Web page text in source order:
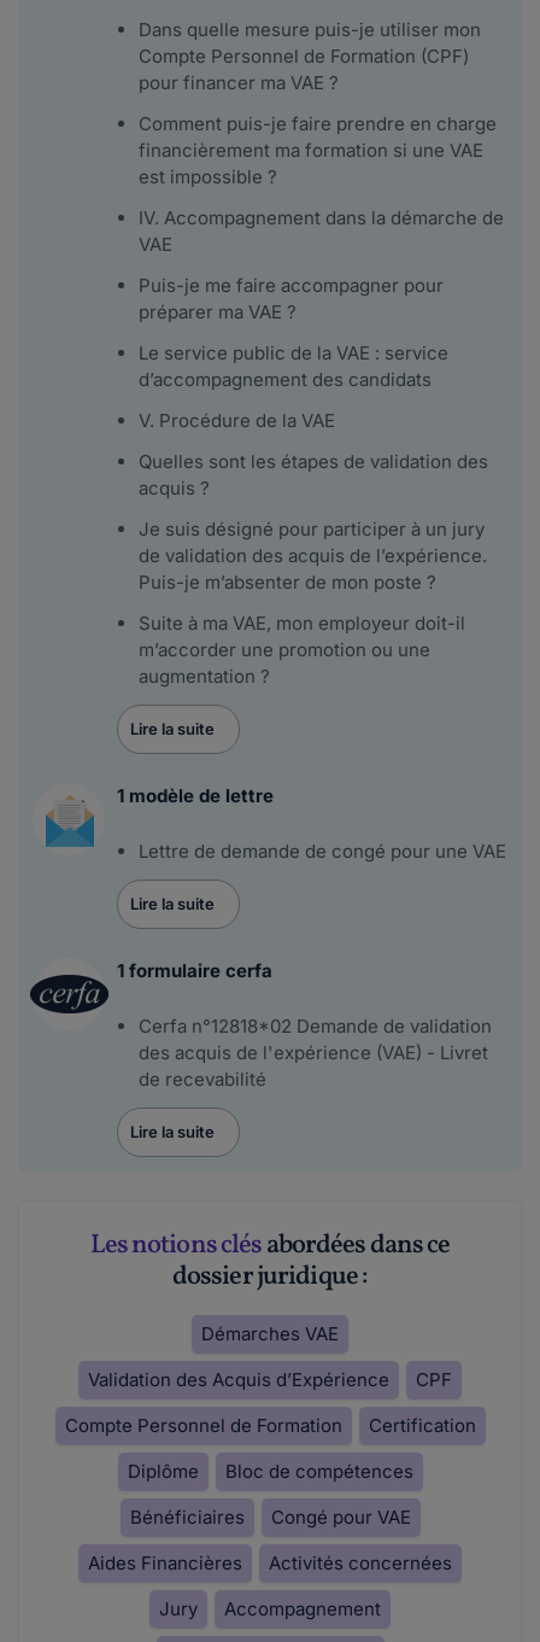
Dans quelle mesure puis-je utiliser mon
Compte Personnel de Formation (CPF)
pour financer ma VAE ?
Comment puis-je faire prendre en charge
financièrement ma formation si une VAE
est impossible ?
IV. Accompagnement dans la démarche de
VAE
Puis-je me faire accompagner pour
préparer ma VAE ?
Le service public de la VAE : service
d’accompagnement des candidats
V. Procédure de la VAE
Quelles sont les étapes de validation des
acquis ?
Je suis désigné pour participer à un jury
de validation des acquis de l’expérience.
Puis-je m’absenter de mon poste ?
Suite à ma VAE, mon employeur doit-il
m’accorder une promotion ou une
augmentation ?
Lire la suite
1 modèle de lettre
Lettre de demande de congé pour une VAE
Lire la suite
1 formulaire cerfa
Cerfa n°12818*02 Demande de validation
des acquis de l'expérience (VAE) - Livret
de recevabilité
Lire la suite
Les notions clésabordées dans ce
dossier juridique :
Démarches VAE
Validation des Acquis d’Expérience
CPF
Compte Personnel de Formation
Certification
Diplôme
Bloc de compétences
Bénéficiaires
Congé pour VAE
Aides Financières
Activités concernées
Jury
Accompagnement